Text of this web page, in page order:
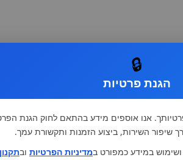
🔒
הגנת פרטיות
אנו אוספים מידע בהתאם לחוק הגנת
במידע כמפורט במדיניות הפרטיות ובתקנון